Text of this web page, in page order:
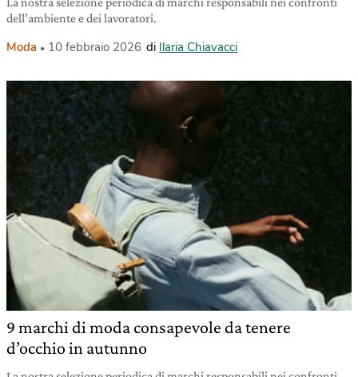
dell’ambiente e dei lavoratori.
Moda 10 febbraio 2026 di Ilaria Chiavacci
9 marchi di moda consapevole da tenere
d’occhio in autunno